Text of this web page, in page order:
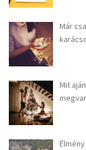
Már
Mit